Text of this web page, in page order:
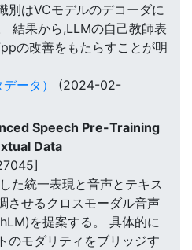
別はVCモデルのデコーダに
結果から,LLMの自己教師表
の改善をもたらすことが明
ータ）
(2024-02-
Speech Pre-Training
Data
た統一表現と音声とテキス
させるクロスモーダル音声
を提案する。 具体的に
のモダリティをブリッジす